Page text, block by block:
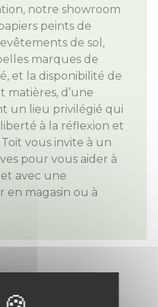
notre showroom
peints de
de sol,
marques de
et la disponibilité de
matières, d’une
un lieu privilégié qui
à la réflexion et
Toit vous invite à un
pour vous aider à
avec une
en magasin ou à